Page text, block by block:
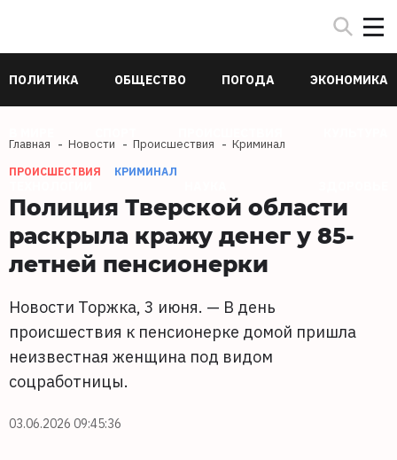
ПОЛИТИКА ОБЩЕСТВО ПОГОДА ЭКОНОМИКА
Главная Новости Происшествия Криминал
ПРОИСШЕСТВИЯ КРИМИНАЛ
Полиция Тверской области
раскрыла кражу денег у 85-
летней пенсионерки
Новости Торжка, 3 июня. — В день
происшествия к пенсионерке домой пришла
неизвестная женщина под видом
соцработницы.
03.06.2026 09:45:36